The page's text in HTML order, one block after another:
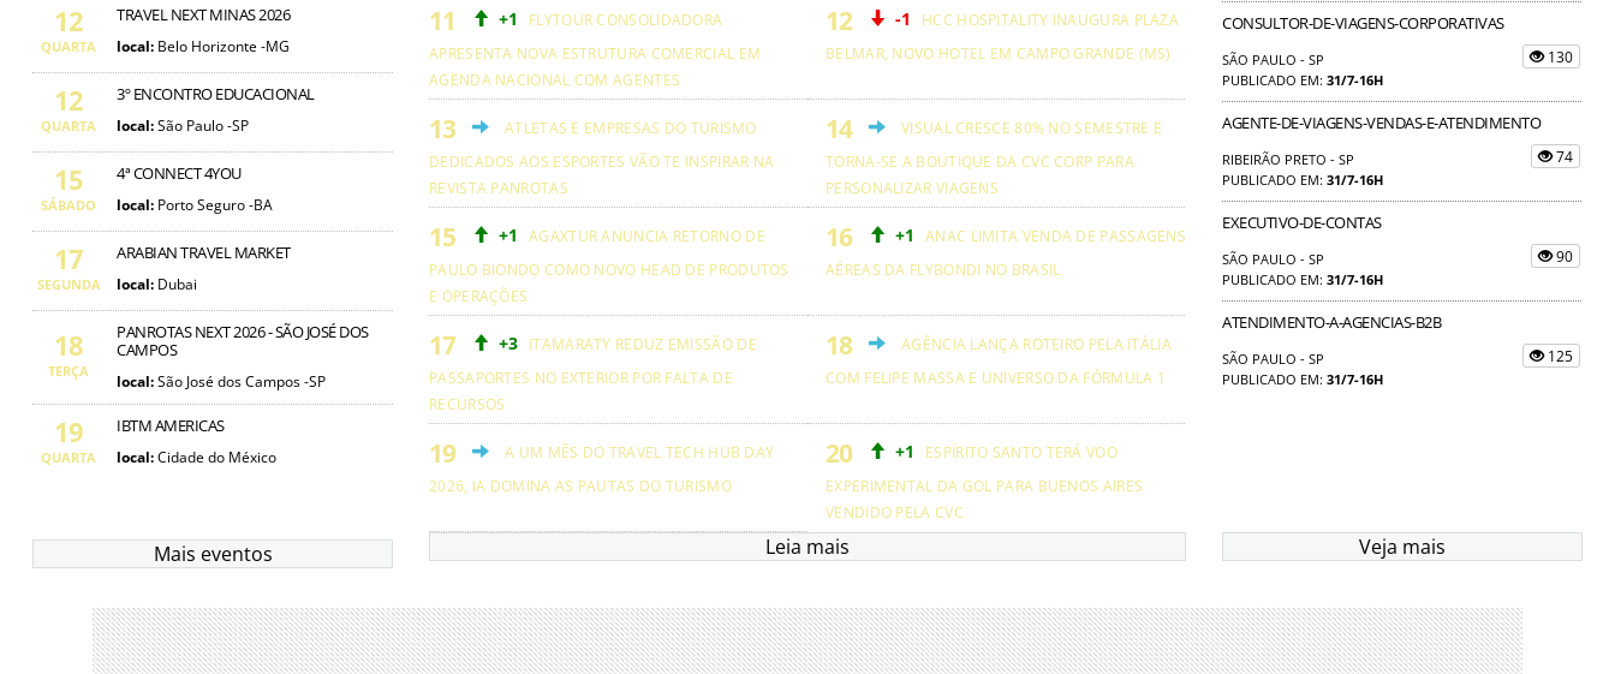
12
QUARTA
TRAVEL NEXT MINAS 2026
local: Belo Horizonte -MG
12
QUARTA
3º ENCONTRO EDUCACIONAL
local:São Paulo -SP
15
SÁBADO
4ª CONNECT 4YOU
local: Porto Seguro -BA
17
SEGUNDA
ARABIAN TRAVEL MARKET
local: Dubai
18
TERÇA
PANROTAS NEXT 2026 - SÃO JOSÉ DOS
CAMPOS
local:São José dos Campos -SP
19
QUARTA
IBTM AMERICAS
local:Cidade do México
Mais eventos
+1
FLYTOUR CONSOLIDADORA
APRESENTA NOVA ESTRUTURA COMERCIAL EM
AGENDA NACIONAL COM AGENTES
-1
HCC HOSPITALITY INAUGURA PLAZA
BELMAR, NOVO HOTEL EM CAMPO GRANDE (MS)
ATLETAS E EMPRESAS DO TURISMO
DEDICADOS AOS ESPORTES VÃO TE INSPIRAR NA
REVISTA PANROTAS
VISUAL CRESCE 80% NO SEMESTRE E
TORNA-SE A BOUTIQUE DA CVC CORP PARA
PERSONALIZAR VIAGENS
+1
AGAXTUR ANUNCIA RETORNO DE
PAULO BIONDO COMO NOVO HEAD DE PRODUTOS
E OPERAÇÕES
+1
ANAC LIMITA VENDA DE PASSAGENS
AÉREAS DA FLYBONDI NO BRASIL
+3 ITAMARATY REDUZ EMISSÃO DE
PASSAPORTES NO EXTERIOR POR FALTA DE
RECURSOS
AGÊNCIA LANÇA ROTEIRO PELA ITÁLIA
COM FELIPE MASSA E UNIVERSO DA FÓRMULA 1
A UM MÊS DO TRAVEL TECH HUB DAY
2026, IA DOMINA AS PAUTAS DO TURISMO
+1
ESPÍRITO SANTO TERÁ VOO
EXPERIMENTAL DA GOL PARA BUENOS AIRES
VENDIDO PELA CVC
Leia mais
CONSULTOR-DE-VIAGENS-CORPORATIVAS
SÃO PAULO - SP
PUBLICADO EM: 31/7-16H
130
AGENTE-DE-VIAGENS-VENDAS-E-ATENDIMENTO
RIBEIRÃO PRETO - SP
PUBLICADO EM: 31/7-16H
74
EXECUTIVO-DE-CONTAS
SÃO PAULO - SP
PUBLICADO EM: 31/7-16H
90
ATENDIMENTO-A-AGENCIAS-B2B
SÃO PAULO - SP
PUBLICADO EM: 31/7-16H
125
Veja mais